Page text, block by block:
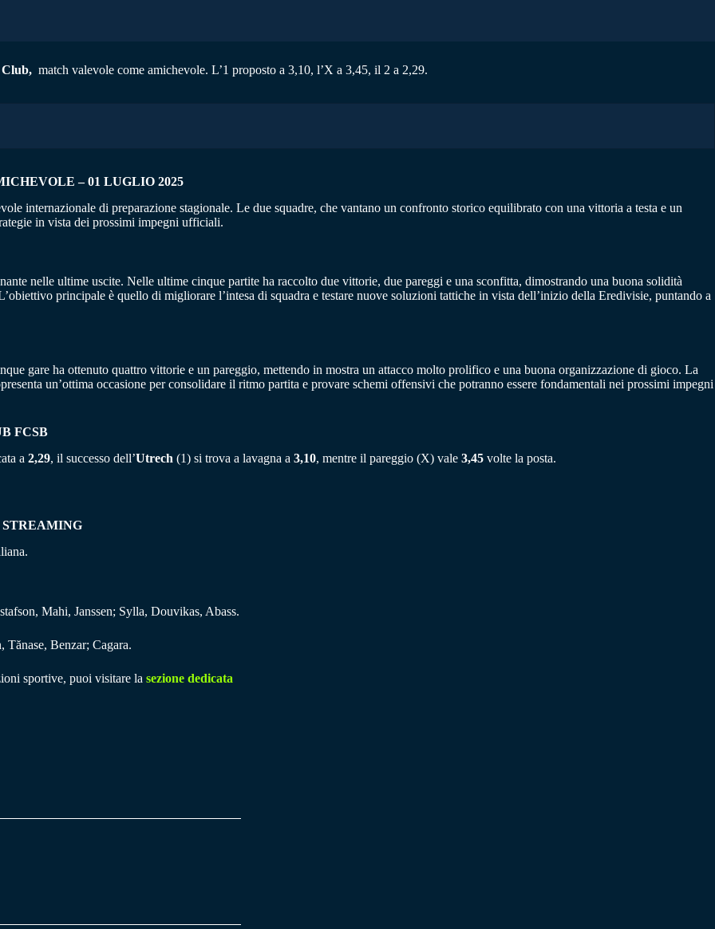
match valevole come amichevole. L’1 proposto a 3,10, l’X a 3,45, il 2 a 2,29.
– 01 LUGLIO 2025
internazionale di preparazione stagionale. Le due squadre, che vantano un confronto storico equilibrato con una vittoria a testa e un
in vista dei prossimi impegni ufficiali.
nelle ultime uscite. Nelle ultime cinque partite ha raccolto due vittorie, due pareggi e una sconfitta, dimostrando una buona solidità
principale è quello di migliorare l’intesa di squadra e testare nuove soluzioni tattiche in vista dell’inizio della Eredivisie, puntando a
gare ha ottenuto quattro vittorie e un pareggio, mettendo in mostra un attacco molto prolifico e una buona organizzazione di gioco. La
un’ottima occasione per consolidare il ritmo partita e provare schemi offensivi che potranno essere fondamentali nei prossimi impegni
FCSB
a 2,29, il successo dell’Utrech (1) si trova a lavagna a 3,10, mentre il pareggio (X) vale 3,45 volte la posta.
Mahi, Janssen; Sylla, Douvikas, Abass.
Benzar; Cagara.
sportive, puoi visitare la sezione dedicata